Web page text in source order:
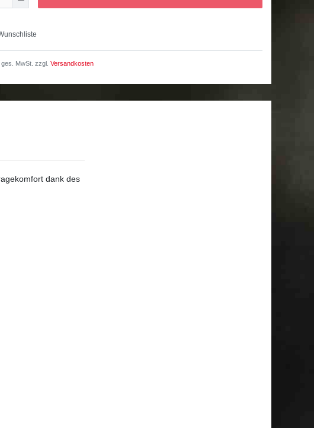
MwSt. zzgl. Versandkosten
dank des